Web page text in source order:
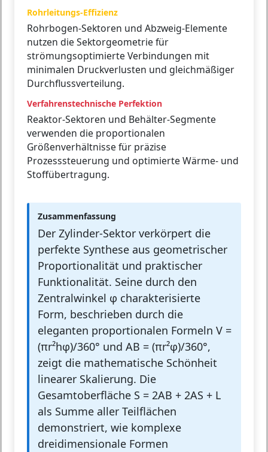
Rohrleitungs-Effizienz
Rohrbogen-Sektoren und Abzweig-Elemente
nutzen die Sektorgeometrie für
strömungsoptimierte Verbindungen mit
minimalen Druckverlusten und gleichmäßiger
Durchflussverteilung.
Verfahrenstechnische Perfektion
Reaktor-Sektoren und Behälter-Segmente
verwenden die proportionalen
Größenverhältnisse für präzise
Prozesssteuerung und optimierte Wärme- und
Stoffübertragung.
Zusammenfassung
Der Zylinder-Sektor verkörpert die
perfekte Synthese aus geometrischer
Proportionalität und praktischer
Funktionalität. Seine durch den
Zentralwinkel φ charakterisierte
Form, beschrieben durch die
eleganten proportionalen Formeln V =
(πr²hφ)/360° und AB = (πr²φ)/360°,
zeigt die mathematische Schönheit
linearer Skalierung. Die
Gesamtoberfläche S = 2AB + 2AS + L
als Summe aller Teilflächen
demonstriert, wie komplexe
dreidimensionale Formen